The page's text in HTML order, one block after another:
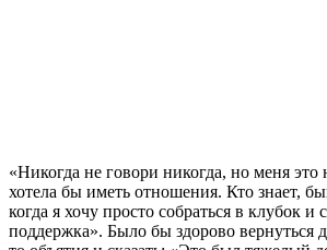
«Никогда не говори никогда, но меня это
хотела бы иметь отношения. Кто знает,
когда я хочу просто собраться в клубок
поддержка». Было бы здорово вернуться